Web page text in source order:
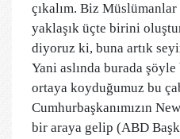
çıkalım. Biz
yaklaşık üçte birini
diyoruz ki, buna artık
Yani aslında burada
ortaya koyduğumuz bu
Cumhurbaşkanımızın
bir araya gelip (ABD